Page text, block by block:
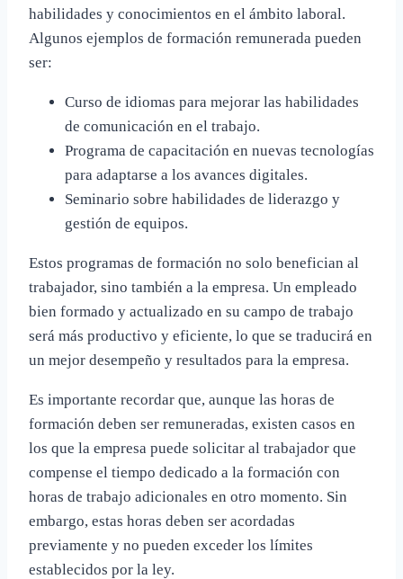
habilidades y conocimientos en el ámbito laboral.
Algunos ejemplos de formación remunerada pueden
ser:
Curso de idiomas para mejorar las habilidades
de comunicación en el trabajo.
Programa de capacitación en nuevas tecnologías
para adaptarse a los avances digitales.
Seminario sobre habilidades de liderazgo y
gestión de equipos.
Estos programas de formación no solo benefician al
trabajador, sino también a la empresa. Un empleado
bien formado y actualizado en su campo de trabajo
será más productivo y eficiente, lo que se traducirá en
un mejor desempeño y resultados para la empresa.
Es importante recordar que, aunque las horas de
formación deben ser remuneradas, existen casos en
los que la empresa puede solicitar al trabajador que
compense el tiempo dedicado a la formación con
horas de trabajo adicionales en otro momento. Sin
embargo, estas horas deben ser acordadas
previamente y no pueden exceder los límites
establecidos por la ley.